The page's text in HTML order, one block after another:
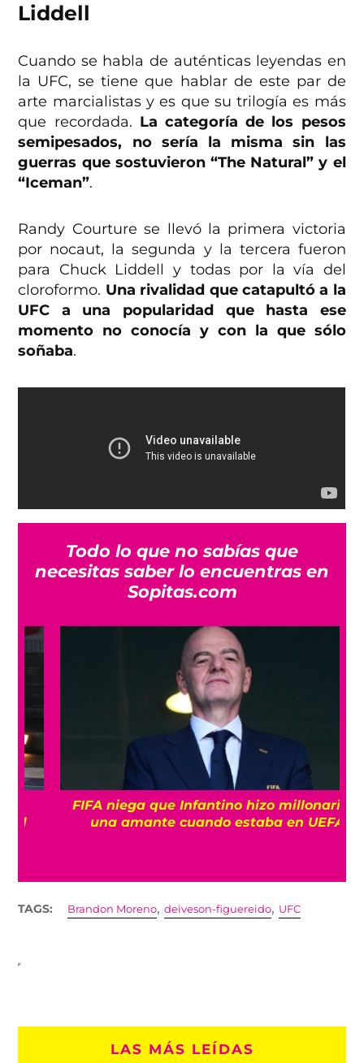
Liddell
Cuando se habla de auténticas leyendas en
la UFC, se tiene que hablar de este par de
arte marcialistas y es que su trilogía es más
que recordada. La categoría de los pesos
semipesados, no sería la misma sin las
guerras que sostuvieron “The Natural” y el
“Iceman”.
Randy Courture se llevó la primera victoria
por nocaut, la segunda y la tercera fueron
para Chuck Liddell y todas por la vía del
cloroformo. Una rivalidad que catapultó a la
UFC a una popularidad que hasta ese
momento no conocía y con la que sólo
soñaba.
Todo lo que no sabías que
necesitas saber lo encuentras en
Sopitas.com
FIFA niega que Infantino hizo millonaria a
una amante cuando estaba en UEFA
TAGS: Brandon Moreno,deiveson-figuereido, UFC
LAS MÁS LEÍDAS